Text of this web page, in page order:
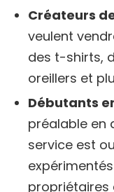
Créateurs
veulent
des t-shirts,
oreillers et
Débutants
préalable en
service est
propriétaires